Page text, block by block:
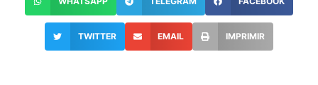
TWITTER EMAIL IMPRIMIR